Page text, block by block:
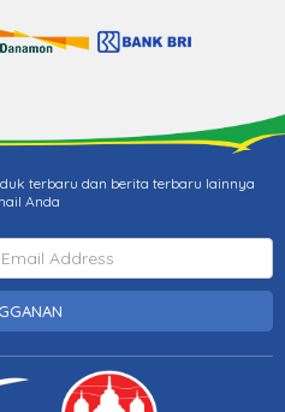
terbaru dan berita terbaru lainnya
Anda